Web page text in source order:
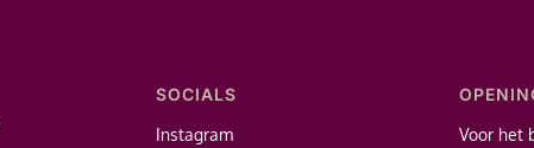
SOCIALS
Instagram
Voor het